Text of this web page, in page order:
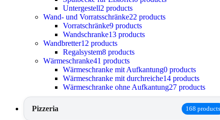
Untergestell2 products
Wand- und Vorratsschränke22 products
Vorratschränke9 products
Wandschranke13 products
Wandbretter12 products
Regalsystem8 products
Wärmeschranke41 products
Wärmeschranke mit Aufkantung0 products
Wärmeschranke mit durchreiche14 products
Wärmeschranke ohne Aufkantung27 products
Pizzeria 168 products